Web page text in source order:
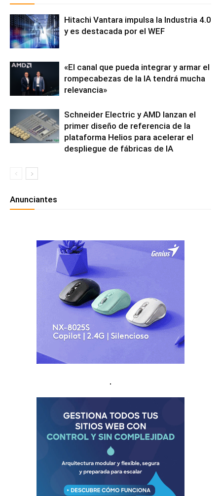
Hitachi Vantara impulsa la Industria 4.0
y es destacada por el WEF
«El canal que pueda integrar y armar el
rompecabezas de la IA tendrá mucha
relevancia»
Schneider Electric y AMD lanzan el
primer diseño de referencia de la
plataforma Helios para acelerar el
despliegue de fábricas de IA
Anunciantes